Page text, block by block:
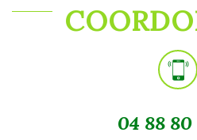
04 88 80